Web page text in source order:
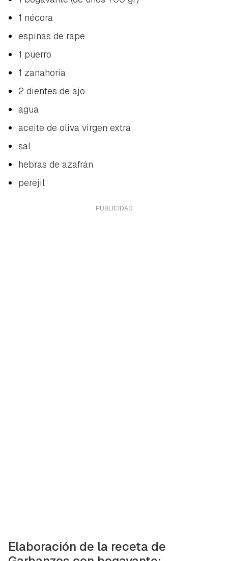
1 nécora
espinas de rape
1 puerro
1 zanahoria
2 dientes de ajo
agua
aceite de oliva virgen extra
sal
hebras de azafrán
perejil
Elaboración de la receta de